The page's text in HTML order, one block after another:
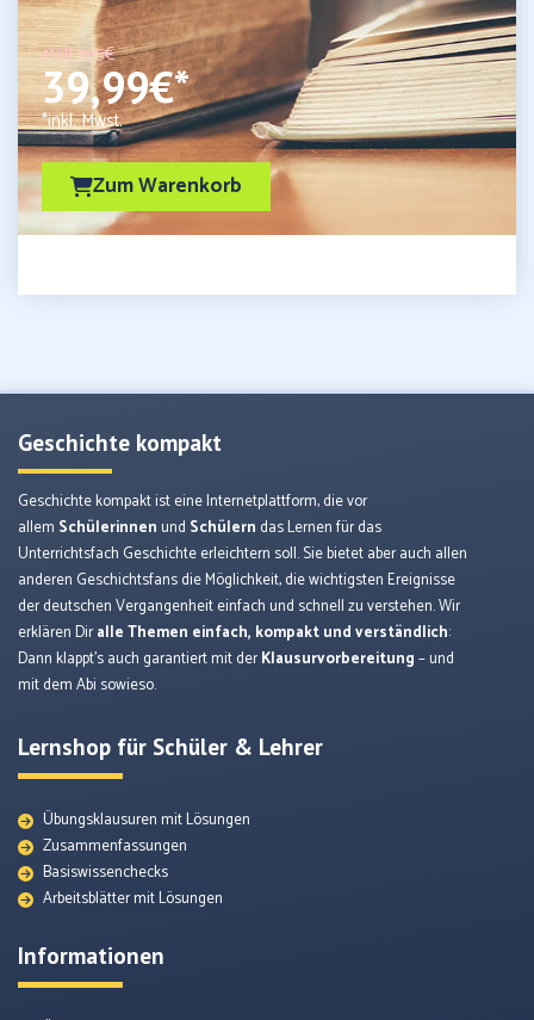
statt 195€
39,99€*
*inkl. Mwst.
Zum Warenkorb
Geschichte kompakt
Geschichte kompakt ist eine Internetplattform, die vor
allem Schülerinnen und Schülern das Lernen für das
Unterrichtsfach Geschichte erleichtern soll. Sie bietet aber auch allen
anderen Geschichtsfans die Möglichkeit, die wichtigsten Ereignisse
der deutschen Vergangenheit einfach und schnell zu verstehen. Wir
erklären Diralle Themen einfach, kompakt und verständlich:
Dann klappt’s auch garantiert mit derKlausurvorbereitung– und
mit dem Abi sowieso.
Lernshop für Schüler & Lehrer
Übungsklausuren mit Lösungen
Zusammenfassungen
Basiswissenchecks
Arbeitsblätter mit Lösungen
Informationen